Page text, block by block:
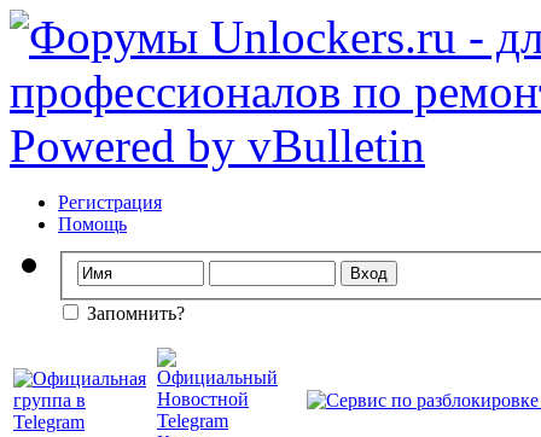
Регистрация
Помощь
Запомнить?